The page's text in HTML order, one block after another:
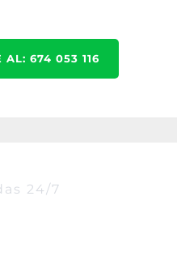
AL: 674 053 116
24/7